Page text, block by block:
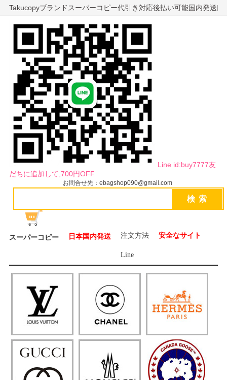
Takucopyブランドスーパーコピー代引き対応後払い可能国内発送
Line id:buy7777友
だちに追加して,700円OFF
お問合せ先：ebagshop090@gmail.com
スーパーコピー 日本国内発送 注文方法 安全なサイト
Line